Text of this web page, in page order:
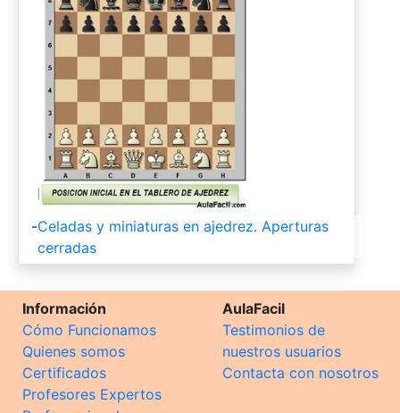
-Celadas y miniaturas en ajedrez. Aperturas
cerradas
Información
Cómo Funcionamos
Quienes somos
Certificados
Profesores Expertos
AulaFacil
Testimonios de
nuestros usuarios
Contacta con nosotros